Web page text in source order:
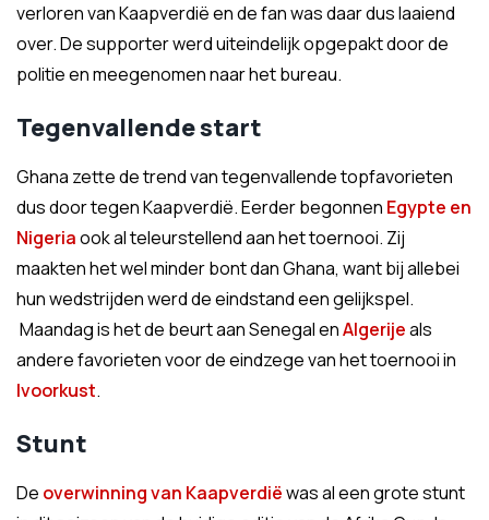
verloren van Kaapverdië en de fan was daar dus laaiend
over. De supporter werd uiteindelijk opgepakt door de
politie en meegenomen naar het bureau.
Tegenvallende start
Ghana zette de trend van tegenvallende topfavorieten
dus door tegen Kaapverdië. Eerder begonnen Egypte en
Nigeriaook al teleurstellend aan het toernooi. Zij
maakten het wel minder bont dan Ghana, want bij allebei
hun wedstrijden werd de eindstand een gelijkspel.
Maandag is het de beurt aan Senegal enAlgerijeals
andere favorieten voor de eindzege van het toernooi in
Ivoorkust.
Stunt
De overwinning van Kaapverdiëwas al een grote stunt